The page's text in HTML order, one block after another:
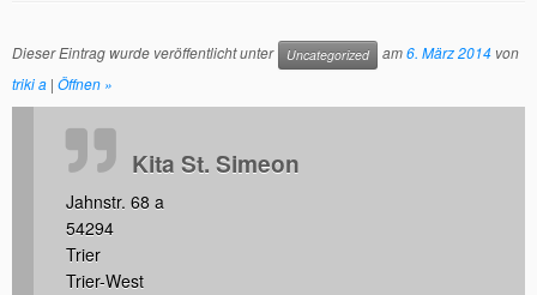
Dieser Eintrag wurde veröffentlicht unter Uncategorized am6. März 2014 von
triki a | Öffnen »
Kita St. Simeon
Jahnstr. 68 a
54294
Trier
Trier-West